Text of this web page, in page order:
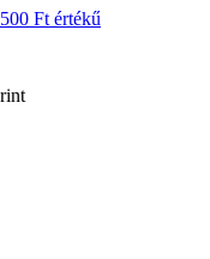
Ft értékű